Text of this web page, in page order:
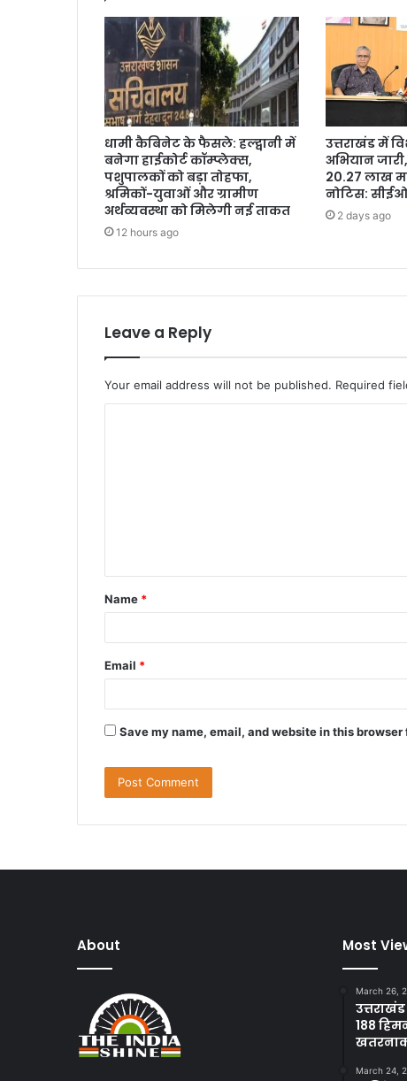
धामी कैबिनेट के फैसले: हल्द्वानी में
बनेगा हाईकोर्ट कॉम्प्लेक्स,
पशुपालकों को बड़ा तोहफा,
श्रमिकों-युवाओं और ग्रामीण
अर्थव्यवस्था को मिलेगी नई ताकत
12 hours ago
उत्तराखंड में
अभियान
20.27 लाख
नोटिस: सीईओ
2 days ago
Leave a Reply
Your email address will not be published. Required
t
*
Name *
Email *
Save my name, email, and website in this
About Most
March 26,
188
March 24,